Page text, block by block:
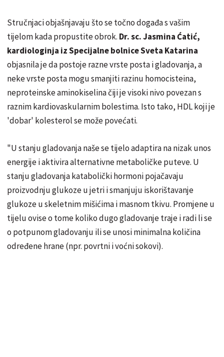
Stručnjaci objašnjavaju što se točno događa s vašim
tijelom kada propustite obrok. Dr. sc. Jasmina Ćatić,
kardiologinja iz Specijalne bolnice Sveta Katarina
objasnila je da postoje razne vrste posta i gladovanja, a
neke vrste posta mogu smanjiti razinu homocisteina,
neproteinske aminokiselina čiji je visoki nivo povezan s
raznim kardiovaskularnim bolestima. Isto tako, HDL koji je
'dobar' kolesterol se može povećati.
"U stanju gladovanja naše se tijelo adaptira na nizak unos
energije i aktivira alternativne metaboličke puteve. U
stanju gladovanja katabolički hormoni pojačavaju
proizvodnju glukoze u jetri i smanjuju iskorištavanje
glukoze u skeletnim mišićima i masnom tkivu. Promjene u
tijelu ovise o tome koliko dugo gladovanje traje i radi li se
o potpunom gladovanju ili se unosi minimalna količina
određene hrane (npr. povrtni i voćni sokovi).